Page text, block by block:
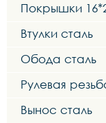
Покрышки
Втулки сталь
Обода сталь
Рулевая
Вынос сталь